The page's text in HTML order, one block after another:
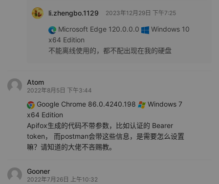
li.zhengbo.1129 2023年12月29日 下午7:25
Microsoft Edge 120.0.0.0
Windows 10
x64 Edition
不能离线使用的，都不配出现在我的硬盘
Atom
2022年8月5日 下午3:44
Google Chrome 86.0.4240.198
Windows 7
x64 Edition
Apifox生成的代码不带参数，比如认证的 Bearer
token， 而postman会带这些信息，是需要怎么设置
嘛？请知道的大佬不吝赐教。
Gooner
2022年7月26日 上午10:32